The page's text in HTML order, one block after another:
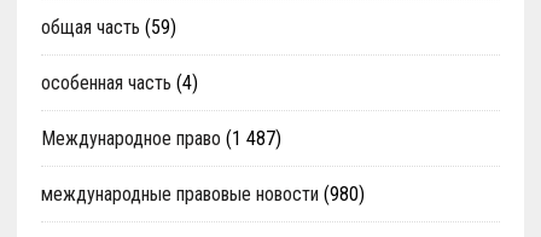
общая часть (59)
особенная часть (4)
Международное право (1 487)
международные правовые новости (980)